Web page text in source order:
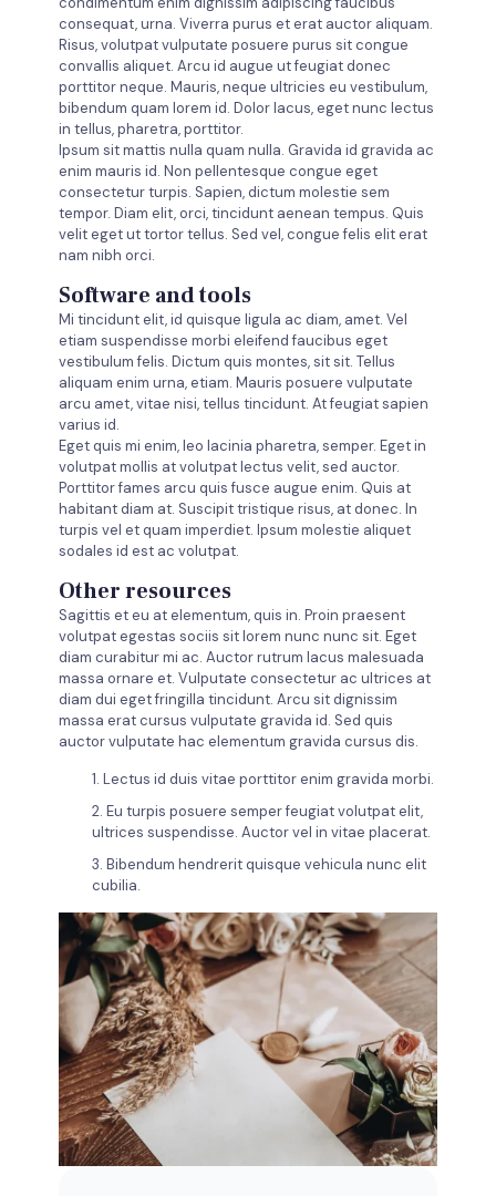
consequat, urna. Viverra purus et erat auctor aliquam.
Risus, volutpat vulputate posuere purus sit congue
convallis aliquet. Arcu id augue ut feugiat donec
porttitor neque. Mauris, neque ultricies eu vestibulum,
bibendum quam lorem id. Dolor lacus, eget nunc lectus
in tellus, pharetra, porttitor.
Ipsum sit mattis nulla quam nulla. Gravida id gravida ac
enim mauris id. Non pellentesque congue eget
consectetur turpis. Sapien, dictum molestie sem
tempor. Diam elit, orci, tincidunt aenean tempus. Quis
velit eget ut tortor tellus. Sed vel, congue felis elit erat
nam nibh orci.
Software and tools
Mi tincidunt elit, id quisque ligula ac diam, amet. Vel
etiam suspendisse morbi eleifend faucibus eget
vestibulum felis. Dictum quis montes, sit sit. Tellus
aliquam enim urna, etiam. Mauris posuere vulputate
arcu amet, vitae nisi, tellus tincidunt. At feugiat sapien
varius id.
Eget quis mi enim, leo lacinia pharetra, semper. Eget in
volutpat mollis at volutpat lectus velit, sed auctor.
Porttitor fames arcu quis fusce augue enim. Quis at
habitant diam at. Suscipit tristique risus, at donec. In
turpis vel et quam imperdiet. Ipsum molestie aliquet
sodales id est ac volutpat.
Other resources
Sagittis et eu at elementum, quis in. Proin praesent
volutpat egestas sociis sit lorem nunc nunc sit. Eget
diam curabitur mi ac. Auctor rutrum lacus malesuada
massa ornare et. Vulputate consectetur ac ultrices at
diam dui eget fringilla tincidunt. Arcu sit dignissim
massa erat cursus vulputate gravida id. Sed quis
auctor vulputate hac elementum gravida cursus dis.
1. Lectus id duis vitae porttitor enim gravida morbi.
2. Eu turpis posuere semper feugiat volutpat elit,
ultrices suspendisse. Auctor vel in vitae placerat.
3. Bibendum hendrerit quisque vehicula nunc elit
cubilia.